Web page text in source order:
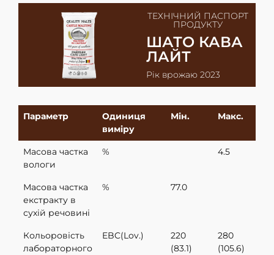
ТЕХНІЧНИЙ ПАСПОРТ
ПРОДУКТУ
ШАТО КАВА
ЛАЙТ
Рік врожаю 2023
Параметр
Одиниця
виміру
Мiн. Макс.
Mасова частка
вологи
% 4.5
Масова частка
екстракту в
сухій речовині
% 77.0
Кольоровість
лабораторного
EBC(Lov.)
220
(83.1)
280
(105.6)